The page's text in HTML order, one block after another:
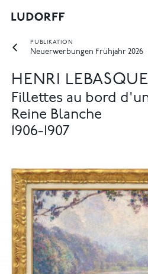
PUBLIKATION
Neuerwerbungen Frühjahr 2026
HENRI LEBASQUE
Fillettes au bord
Reine Blanche
1906-1907